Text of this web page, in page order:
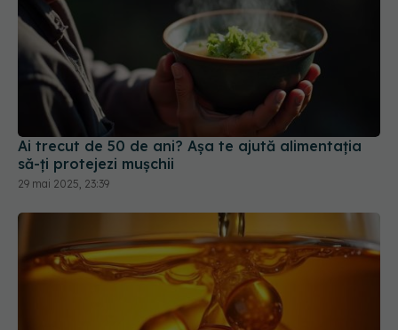
Ai trecut de 50 de ani? Așa te ajută alimentația
să-ți protejezi mușchii
29 mai 2025, 23:39